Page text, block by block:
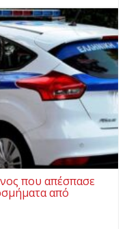
που απέσπασε
από